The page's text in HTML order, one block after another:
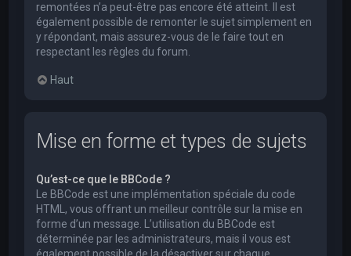
remontées n’a peut-être pas encore été atteint. Il est
également possible de remonter le sujet simplement en
y répondant, mais assurez-vous de le faire tout en
respectant les règles du forum.
Haut
Mise en forme et types de sujets
Qu’est-ce que le BBCode ?
Le BBCode est une implémentation spéciale du code
HTML, vous offrant un meilleur contrôle sur la mise en
forme d’un message. L’utilisation du BBCode est
déterminée par les administrateurs, mais il vous est